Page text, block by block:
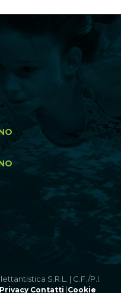
S.R.L. | C.F./P.I.
Privacy Contatti |Cookie